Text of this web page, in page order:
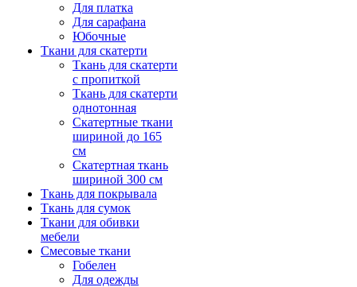
Для платка
Для сарафана
Юбочные
Ткани для скатерти
Ткань для скатерти
с пропиткой
Ткань для скатерти
однотонная
Скатертные ткани
шириной до 165
см
Скатертная ткань
шириной 300 см
Ткань для покрывала
Ткань для сумок
Ткани для обивки
мебели
Смесовые ткани
Гобелен
Для одежды